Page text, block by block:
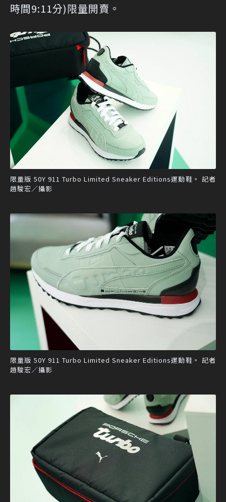
時間9:11分)限量開賣。
限量版 50Y 911 Turbo Limited Sneaker Editions運動鞋。 記者
趙駿宏／攝影
限量版 50Y 911 Turbo Limited Sneaker Editions運動鞋。 記者
趙駿宏／攝影